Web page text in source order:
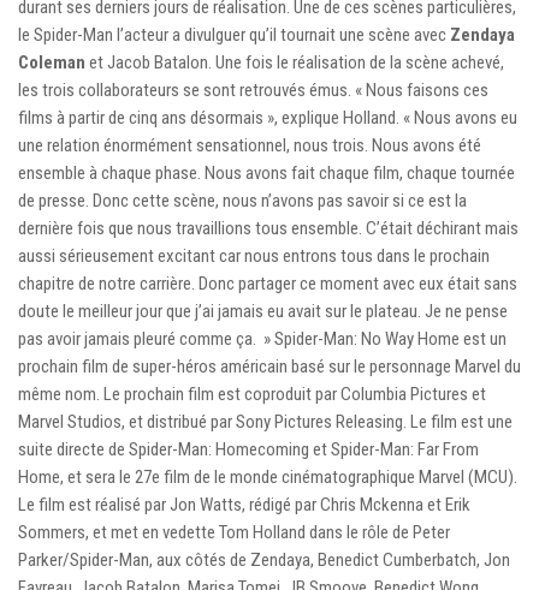
durant ses derniers jours de réalisation. Une de ces scènes particulières,
le Spider-Man l’acteur a divulguer qu’il tournait une scène avec Zendaya
Coleman et Jacob Batalon. Une fois le réalisation de la scène achevé,
les trois collaborateurs se sont retrouvés émus. « Nous faisons ces
films à partir de cinq ans désormais », explique Holland. « Nous avons eu
une relation énormément sensationnel, nous trois. Nous avons été
ensemble à chaque phase. Nous avons fait chaque film, chaque tournée
de presse. Donc cette scène, nous n’avons pas savoir si ce est la
dernière fois que nous travaillions tous ensemble. C’était déchirant mais
aussi sérieusement excitant car nous entrons tous dans le prochain
chapitre de notre carrière. Donc partager ce moment avec eux était sans
doute le meilleur jour que j’ai jamais eu avait sur le plateau. Je ne pense
pas avoir jamais pleuré comme ça. » Spider-Man: No Way Home est un
prochain film de super-héros américain basé sur le personnage Marvel du
même nom. Le prochain film est coproduit par Columbia Pictures et
Marvel Studios, et distribué par Sony Pictures Releasing. Le film est une
suite directe de Spider-Man: Homecoming et Spider-Man: Far From
Home, et sera le 27e film de le monde cinématographique Marvel (MCU).
Le film est réalisé par Jon Watts, rédigé par Chris Mckenna et Erik
Sommers, et met en vedette Tom Holland dans le rôle de Peter
Parker/Spider-Man, aux côtés de Zendaya, Benedict Cumberbatch, Jon